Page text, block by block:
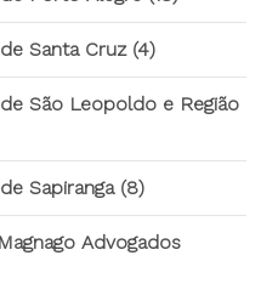
Santa Cruz (4)
São Leopoldo e Região
Sapiranga (8)
Advogados